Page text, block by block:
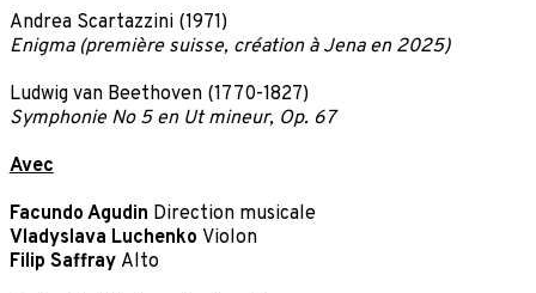
Andrea Scartazzini (1971)
Enigma (première suisse, création à Jena en 2025)
Ludwig van Beethoven (1770-1827)
Symphonie No 5 en Ut mineur, Op. 67
Avec
Facundo Agudin Direction musicale
Vladyslava Luchenko Violon
Filip Saffray Alto